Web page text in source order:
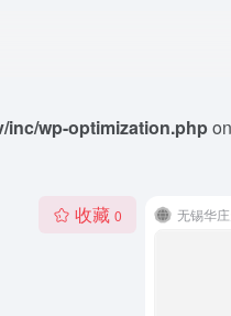
inc/wp-optimization.php
收藏 0 无锡华